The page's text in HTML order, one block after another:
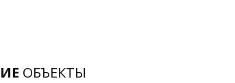
ОБЪЕКТЫ